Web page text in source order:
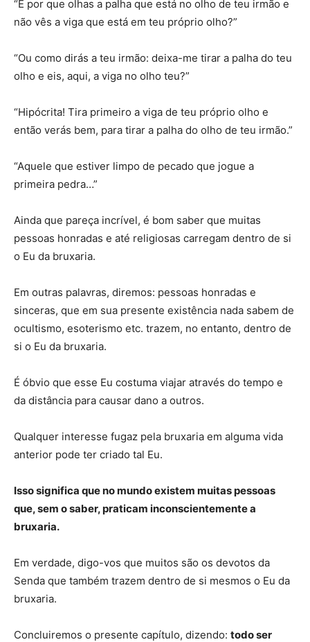
“E por que olhas a palha que está no olho de teu irmão e
não vês a viga que está em teu próprio olho?”
“Ou como dirás a teu irmão: deixa-me tirar a palha do teu
olho e eis, aqui, a viga no olho teu?”
“Hipócrita! Tira primeiro a viga de teu próprio olho e
então verás bem, para tirar a palha do olho de teu irmão.”
“Aquele que estiver limpo de pecado que jogue a
primeira pedra…”
Ainda que pareça incrível, é bom saber que muitas
pessoas honradas e até religiosas carregam dentro de si
o Eu da bruxaria.
Em outras palavras, diremos: pessoas honradas e
sinceras, que em sua presente existência nada sabem de
ocultismo, esoterismo etc. trazem, no entanto, dentro de
si o Eu da bruxaria.
É óbvio que esse Eu costuma viajar através do tempo e
da distância para causar dano a outros.
Qualquer interesse fugaz pela bruxaria em alguma vida
anterior pode ter criado tal Eu.
Isso significa que no mundo existem muitas pessoas
que, sem o saber, praticam inconscientemente a
bruxaria.
Em verdade, digo-vos que muitos são os devotos da
Senda que também trazem dentro de si mesmos o Eu da
bruxaria.
Concluiremos o presente capítulo, dizendo: todo ser